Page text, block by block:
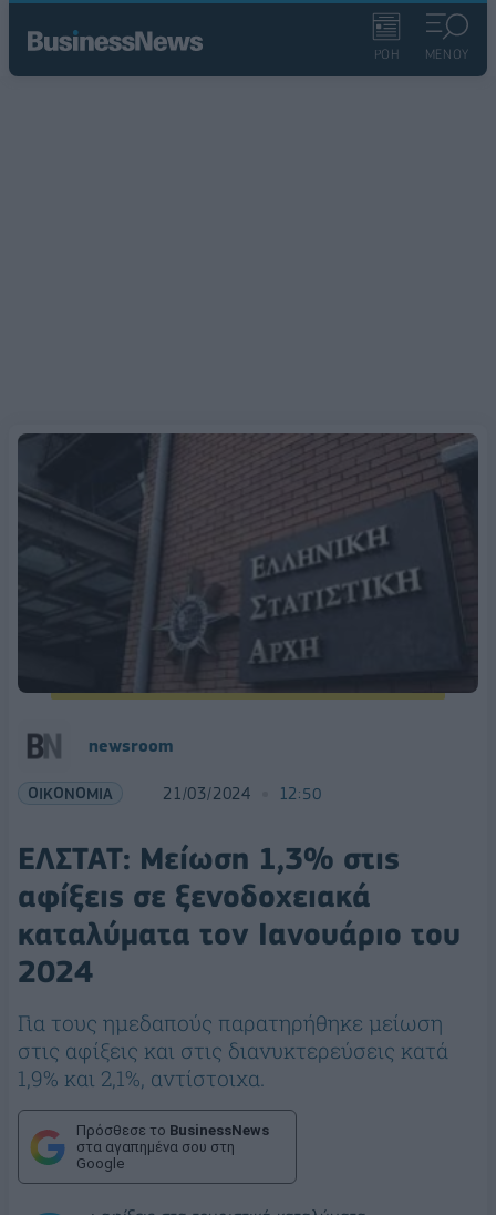
ΡΟΗ ΜΕΝΟΥ
newsroom
ΟΙΚΟΝΟΜΙΑ 21/03/2024 12:50
ΕΛΣΤΑΤ: Μείωση 1,3% στις
αφίξεις σε ξενοδοχειακά
καταλύματα τον Ιανουάριο του
2024
Για τους ημεδαπούς παρατηρήθηκε μείωση
στις αφίξεις και στις διανυκτερεύσεις κατά
1,9% και 2,1%, αντίστοιχα.
Πρόσθεσε το BusinessNews
στα αγαπημένα σου στη
Google